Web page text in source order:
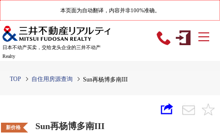
本页面为自动翻译，内容并非100%准确。
日本不动产买卖，交给龙头企业的三井不动产
Realty
TOP 自住用房源查询 Sun再杨博多南III
新价格 Sun再杨博多南III